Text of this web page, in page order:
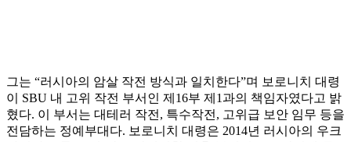
그는 “러시아의 암살 작전 방식과 일치한다”며 보로니치 대령
이 SBU 내 고위 작전 부서인 제16부 제1과의 책임자였다고 밝
혔다. 이 부서는 대테러 작전, 특수작전, 고위급 보안 임무 등을
전담하는 정예부대다. 보로니치 대령은 2014년 러시아의 우크